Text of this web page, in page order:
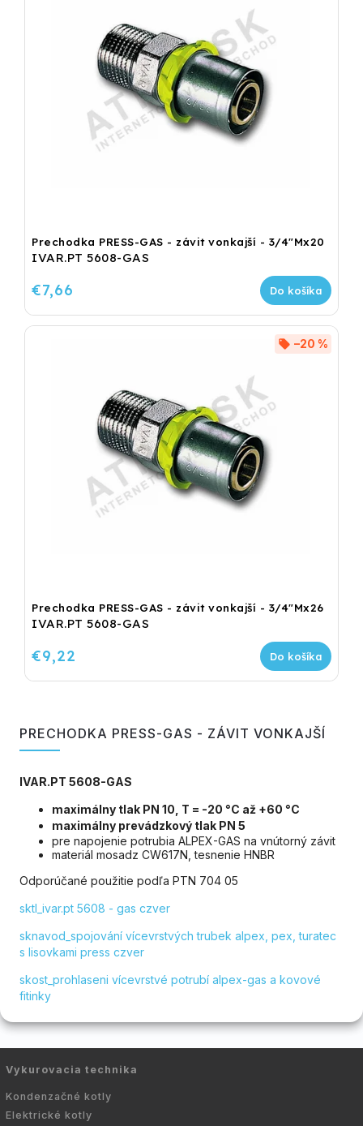
Prechodka PRESS-GAS - závit vonkajší - 3/4"Mx20
IVAR.PT 5608-GAS
€7,66 Do košíka
Prechodka PRESS-GAS - závit vonkajší - 3/4"Mx26
IVAR.PT 5608-GAS
–20 %
€9,22 Do košíka
PRECHODKA PRESS-GAS - ZÁVIT VONKAJŠÍ
IVAR.PT 5608-GAS
maximálny tlak PN 10, T = -20 °C až +60 °C
maximálny prevádzkový tlak PN 5
pre napojenie potrubia ALPEX-GAS na vnútorný závit
materiál mosadz CW617N, tesnenie HNBR
Odporúčané použitie podľa PTN 704 05
sktl_ivar.pt 5608 - gas czver
sknavod_spojování vícevrstvých trubek alpex, pex, turatec
s lisovkami press czver
skost_prohlaseni vícevrstvé potrubí alpex-gas a kovové
fitinky
Vykurovacia technika
Kondenzačné kotly
Elektrické kotly